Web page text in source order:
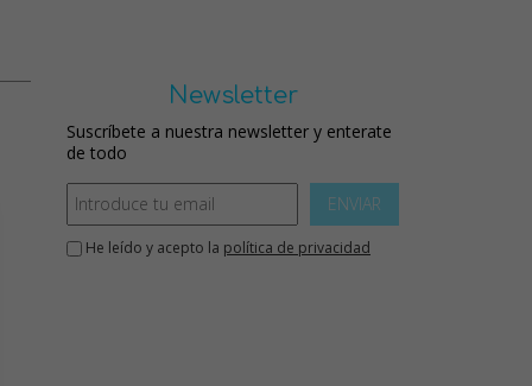
Newsletter
Suscríbete a nuestra newsletter y enterate
de todo
ENVIAR
He leído y acepto la política de privacidad